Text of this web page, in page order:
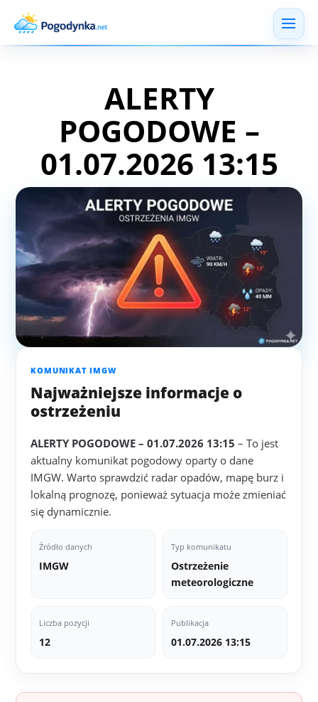
ALERTY
POGODOWE –
01.07.2026 13:15
KOMUNIKAT IMGW
Najważniejsze informacje o
ostrzeżeniu
ALERTY POGODOWE – 01.07.2026 13:15 – To jest
aktualny komunikat pogodowy oparty o dane
IMGW. Warto sprawdzić radar opadów, mapę burz i
lokalną prognozę, ponieważ sytuacja może zmieniać
się dynamicznie.
Źródło danych
IMGW
Typ komunikatu
Ostrzeżenie
meteorologiczne
Liczba pozycji
12
Publikacja
01.07.2026 13:15